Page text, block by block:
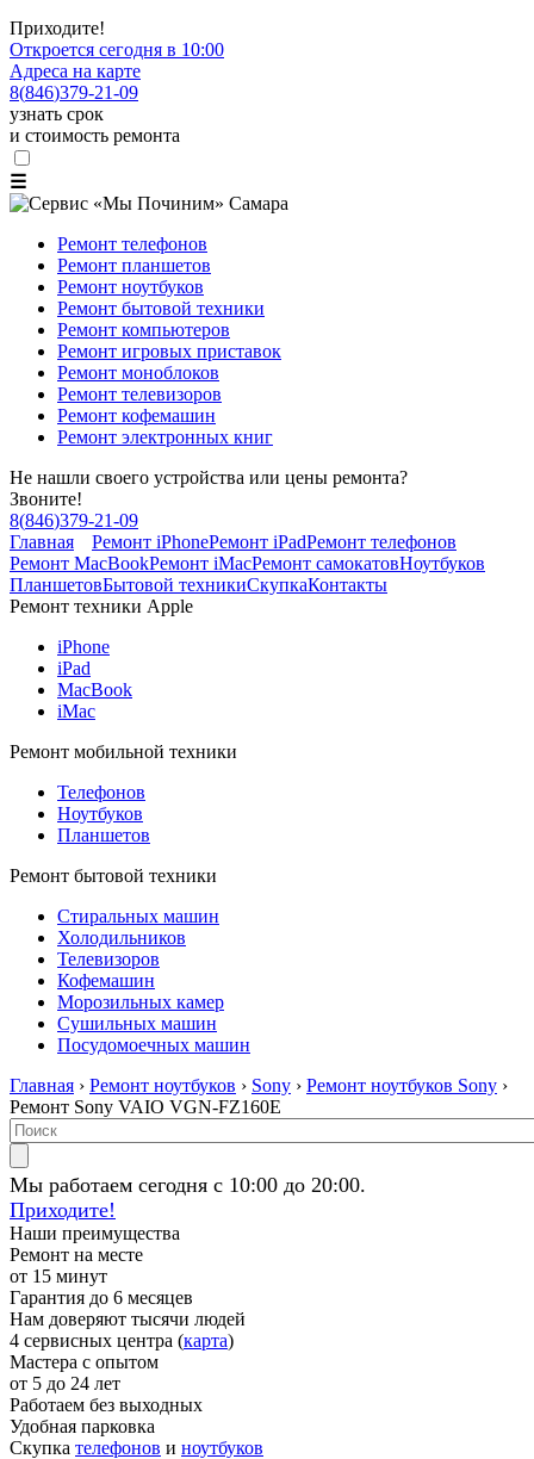
Приходите!
Откроется сегодня в 10:00
Адреса на карте
8(846)379-21-09
узнать срок
и стоимость ремонта
☰
Ремонт телефонов
Ремонт планшетов
Ремонт ноутбуков
Ремонт бытовой техники
Ремонт компьютеров
Ремонт игровых приставок
Ремонт моноблоков
Ремонт телевизоров
Ремонт кофемашин
Ремонт электронных книг
Не нашли своего устройства или цены ремонта?
Звоните!
8(846)379-21-09
Главная
Ремонт iPhoneРемонт iPadРемонт телефонов
Ремонт MacBookРемонт iMacРемонт самокатовНоутбуков
ПланшетовБытовой техникиСкупкаКонтакты
Ремонт техники Apple
iPhone
iPad
MacBook
iMac
Ремонт мобильной техники
Телефонов
Ноутбуков
Планшетов
Ремонт бытовой техники
Стиральных машин
Холодильников
Телевизоров
Кофемашин
Морозильных камер
Сушильных машин
Посудомоечных машин
Главная › Ремонт ноутбуков › Sony › Ремонт ноутбуков Sony ›
Ремонт Sony VAIO VGN-FZ160E
Мы работаем сегодня с 10:00 до 20:00.
Приходите!
Наши преимущества
Ремонт на месте
от 15 минут
Гарантия до 6 месяцев
Нам доверяют тысячи людей
4 сервисных центра (карта)
Мастера с опытом
от 5 до 24 лет
Работаем без выходных
Удобная парковка
Скупка телефонов и ноутбуков